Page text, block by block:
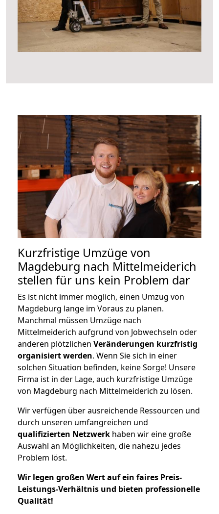
Kurzfristige Umzüge von
Magdeburg nach Mittelmeiderich
stellen für uns kein Problem dar
Es ist nicht immer möglich, einen Umzug von
Magdeburg lange im Voraus zu planen.
Manchmal müssen Umzüge nach
Mittelmeiderich aufgrund von Jobwechseln oder
anderen plötzlichen Veränderungen kurzfristig
organisiert werden. Wenn Sie sich in einer
solchen Situation befinden, keine Sorge! Unsere
Firma ist in der Lage, auch kurzfristige Umzüge
von Magdeburg nach Mittelmeiderich zu lösen.
Wir verfügen über ausreichende Ressourcen und
durch unseren umfangreichen und
qualifizierten Netzwerk haben wir eine große
Auswahl an Möglichkeiten, die nahezu jedes
Problem löst.
Wir legen großen Wert auf ein faires Preis-
Leistungs-Verhältnis und bieten professionelle
Qualität!